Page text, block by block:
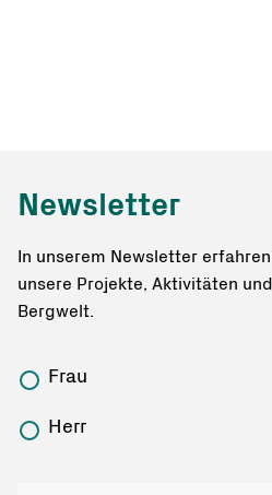
Newsletter
In unserem Newsletter
unsere Projekte, Aktivitäten
Bergwelt.
Frau
Herr